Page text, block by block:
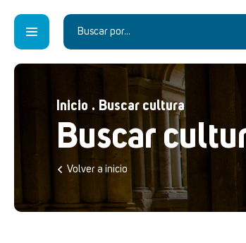
Inicio . Buscar cultura
Buscar
Volver a inicio